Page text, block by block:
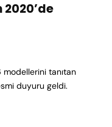
2020’de
modellerini tanıtan
duyuru geldi.